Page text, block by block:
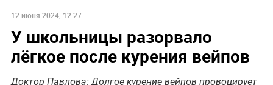
12 июня 2024, 12:27
У школьницы разорвало
лёгкое после курения вейпов
Доктор Павлова: Долгое курение вейпов провоцирует